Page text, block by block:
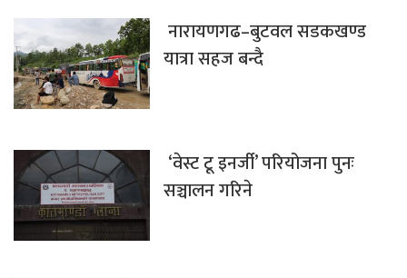
नारायणगढ–बुटवल सडकखण्ड
यात्रा सहज बन्दै
‘वेस्ट टू इनर्जी’ परियोजना पुनः
सञ्चालन गरिने